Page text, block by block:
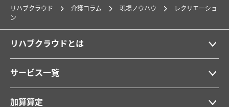
リハブクラウド 介護コラム 現場ノウハウ
レクリエーショ
ン
リハブクラウドとは
サービス一覧
加算算定